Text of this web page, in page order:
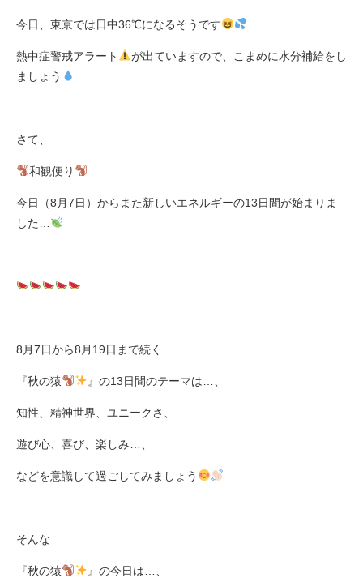
今日、東京では日中36℃になるそうです
熱中症警戒アラート
が出ていますので、こまめに水分補給をし
ましょう
さて、
和観便り
今日（8 月7日）からまた新しいエネルギーの13日間が始まりま
した
8 月7日から8 月 19日まで続く
『秋の猿 』の13日間のテーマは
知性、精神世界、ユニークさ、
遊び心、喜び、楽しみ
などを意識して過ごしてみましょう
そんな
『秋の猿 』の今日は